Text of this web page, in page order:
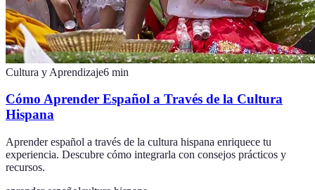
Cultura y Aprendizaje6 min
Cómo Aprender Español a Través de la Cultura
Hispana
Aprender español a través de la cultura hispana enriquece tu
experiencia. Descubre cómo integrarla con consejos prácticos y
recursos.